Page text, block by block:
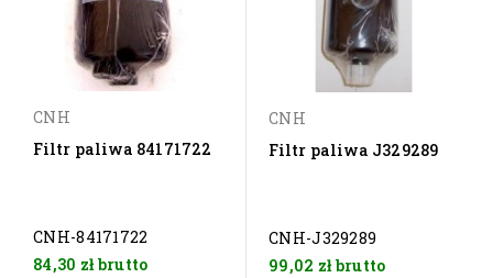
CNH
Filtr paliwa 84171722
CNH-84171722
84,30 złbrutto
CNH
Filtr paliwa J329289
CNH-J329289
99,02 złbrutto